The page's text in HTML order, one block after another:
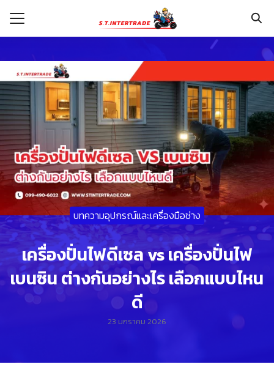
content
ก
เรา
ะเงิน
ง
บทความอุปกรณ์และเครื่องมือช่าง
เครื่องปั่นไฟดีเซล vs เครื่องปั่นไฟ
เบนซิน ต่างกันอย่างไร เลือกแบบไหน
ดี
23 มกราคม 2026